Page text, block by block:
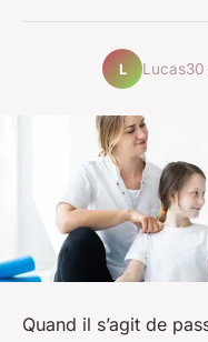
L Lucas30
Quand il s’agit de